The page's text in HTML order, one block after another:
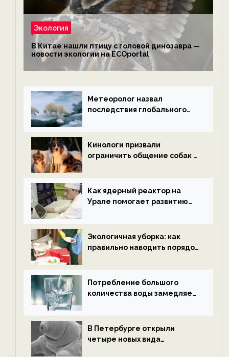
Экология
В Китае нашли птицу с головой динозавра —
новости экологии на ECOportal
Метеоролог назвал
последствия глобального
ECOportal
Кинологи призвали
ограничить общение собак с
ECOportal
Как ядерный реактор на
Урале помогает развитию
ECOportal
Экологичная уборка: как
правильно наводить порядок
Потребление большого
количества воды замедляет
В Петербурге открыли
четыре новых вида